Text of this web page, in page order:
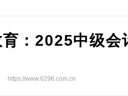
：2025中级会
https://www.6296.com.cn